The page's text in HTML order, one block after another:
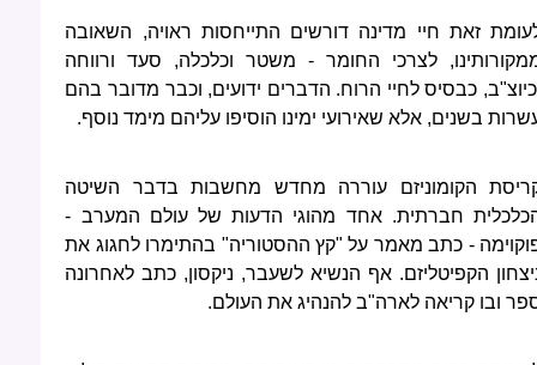
זאת חיי מדינה דורשים התייחסות ראויה, השאובה
לצרכי החומר - משטר וכלכלה, סעד ורווחה
כבסיס לחיי הרוח. הדברים ידועים, וכבר מדובר בהם
בשנים, אלא שאירועי ימינו הוסיפו עליהם מימד נוסף.
הקומוניזם עוררה מחדש מחשבות בדבר השיטה
חברתית. אחד מהוגי הדעות של עולם המערב -
- כתב מאמר על "קץ ההסטוריה" בהתימרו לחגוג את
הקפיטליזם. אף הנשיא לשעבר, ניקסון, כתב לאחרונה
ובו קריאה לארה"ב להנהיג את העולם.